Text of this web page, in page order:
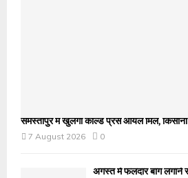
समस्तीपुर में खुलेगी कोल्ड प्रेस ऑयल मिल, किसानों
7 August 2026
0
अगस्त में फलदार बाग